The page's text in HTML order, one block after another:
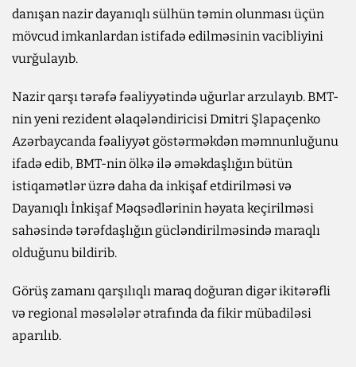
danışan nazir dayanıqlı sülhün təmin olunması üçün
mövcud imkanlardan istifadə edilməsinin vacibliyini
vurğulayıb.
Nazir qarşı tərəfə fəaliyyətində uğurlar arzulayıb. BMT-
nin yeni rezident əlaqələndiricisi Dmitri Şlapaçenko
Azərbaycanda fəaliyyət göstərməkdən məmnunluğunu
ifadə edib, BMT-nin ölkə ilə əməkdaşlığın bütün
istiqamətlər üzrə daha da inkişaf etdirilməsi və
Dayanıqlı İnkişaf Məqsədlərinin həyata keçirilməsi
sahəsində tərəfdaşlığın gücləndirilməsində maraqlı
olduğunu bildirib.
Görüş zamanı qarşılıqlı maraq doğuran digər ikitərəfli
və regional məsələlər ətrafında da fikir mübadiləsi
aparılıb.